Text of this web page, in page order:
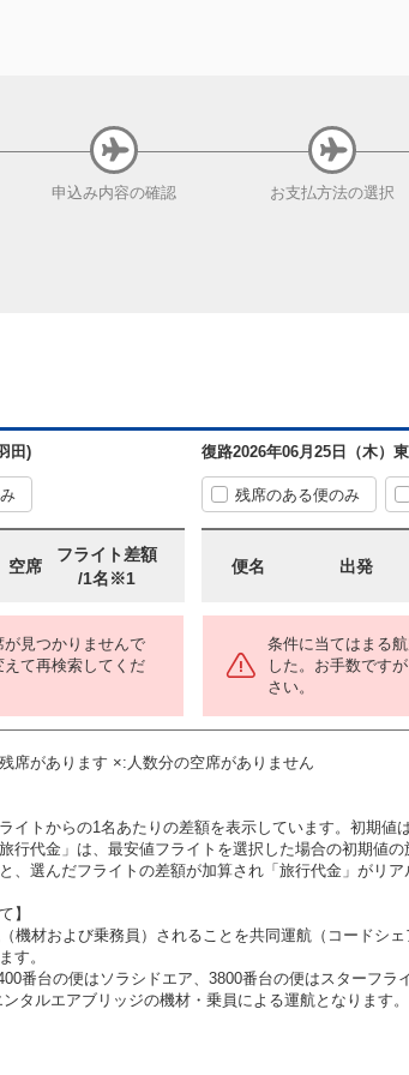
申込み内容の確認 お支払方法の選択
田)
空席
フライト差額
/1名※1
見つかりませんで
て再検索してくだ
復路2026年06月25日（木）
残席のある便のみ
便名 出発
条件に当てはまる
した。お手数です
さい。
席があります ×:人数分の空席がありません
イトからの1名あたりの差額を表示しています。初期値
行代金」は、最安値フライトを選択した場合の初期値
、選んだフライトの差額が加算され「旅行代金」がリア
】
機材および乗務員）されることを共同運航（コードシ
す。
番台の便はソラシドエア、3800番台の便はスターフラ
タルエアブリッジの機材・乗員による運航となります。